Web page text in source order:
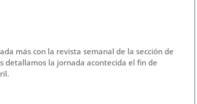
más con la revista semanal de la sección de
detallamos la jornada acontecida el fin de